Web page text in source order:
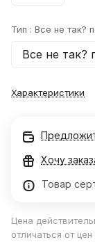
Тип : Все не так?
Все не так?
Характеристики
Хочу
Товар
Цена
отличаться от